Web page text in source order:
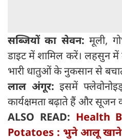
सब्जियों का सेवन:मूली,
डाइट में शामिल करें। लहसुन में
भारी धातुओं के नुकसान से
लाल अंगूर:इसमें
कार्यक्षमता बढ़ाते हैं और सूजन
ALSO READ: Health
Potatoes : भुने आलू खाने